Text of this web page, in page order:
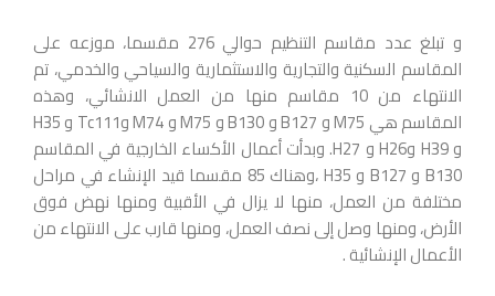
و تبلغ عدد مقاسم التنظيم حوالي 276 مقسما، موزعه على
المقاسم السكنية والتجارية والاستثمارية والسياحي والخدمي، تم
الانتهاء من 10 مقاسم منها من العمل الانشائي، وهذه
المقاسم هي M75 و B127 و B130 و M75 و M74 وTc111 و H35
و H39 وH26 و H27. وبدأت أعمال الأكساء الخارجية في المقاسم
B130 و B127 و H35 ،وهناك 85 مقسما قيد الإنشاء في مراحل
مختلفة من العمل، منها لا يزال في الأقبية ومنها نهض فوق
الأرض، ومنها وصل إلى نصف العمل، ومنها قارب على الانتهاء من
الأعمال الإنشائية .